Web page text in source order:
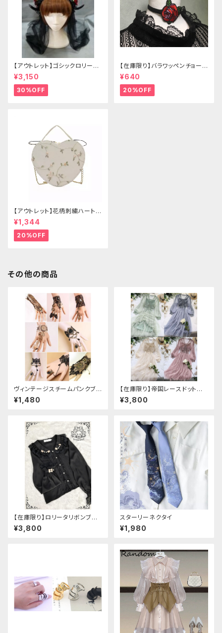
【アウトレット】ゴシックロリータ
ゴールドクラウン＆ホーン(ヴェ
ール付き)
¥3,150
30%OFF
【在庫限り】バラワッペンチョーカ
ー
¥640
20%OFF
【アウトレット】花柄刺繍ハートバ
ッグ
¥1,344
20%OFF
その他の商品
ヴィンテージスチームパンクブレ
スレット
¥1,480
【在庫限り】帝国レースドットワ
ンピース
¥3,800
【在庫限り】ロリータリボンブラ
ウス：フリーサイズ
¥3,800
スターリーネクタイ
¥1,980